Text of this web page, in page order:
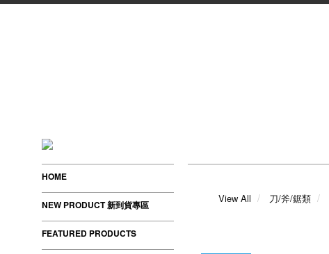
HOME
NEW PRODUCT 新到貨專區
FEATURED PRODUCTS
View All 刀/斧/鋸類